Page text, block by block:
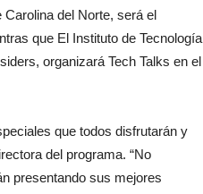
del Norte, será el
que El Instituto de Tecnología
organizará Tech Talks en el
que todos disfrutarán y
del programa. “No
presentando sus mejores